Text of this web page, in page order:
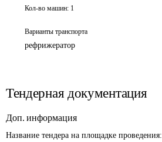
Кол-во машин: 1
Варианты транспорта
рефрижератор
Тендерная документация
Доп. информация
Название тендера на площадке проведения: